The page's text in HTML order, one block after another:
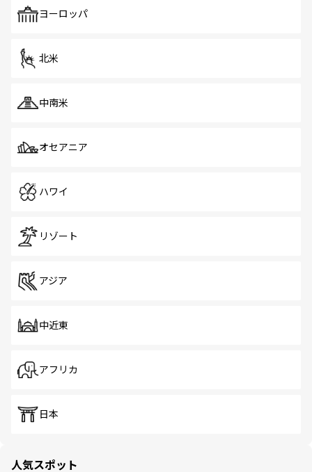
で、ホーカーズは地元の風情を楽しめる外せないスポット
ヨーロッパ
北米
中南米
オセアニア
ハワイ
リゾート
アジア
中近東
アフリカ
日本
人気スポット